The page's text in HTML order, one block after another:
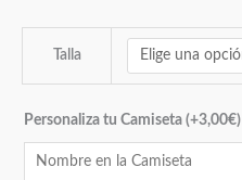
Talla
Personaliza tu Camiseta (+3,00€)